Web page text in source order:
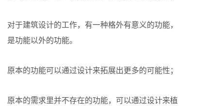
对于建筑设计的工作，有一种格外有意义的功能，
是功能以外的功能。
原本的功能可以通过设计来拓展出更多的可能性；
原本的需求里并不存在的功能，可以通过设计来植